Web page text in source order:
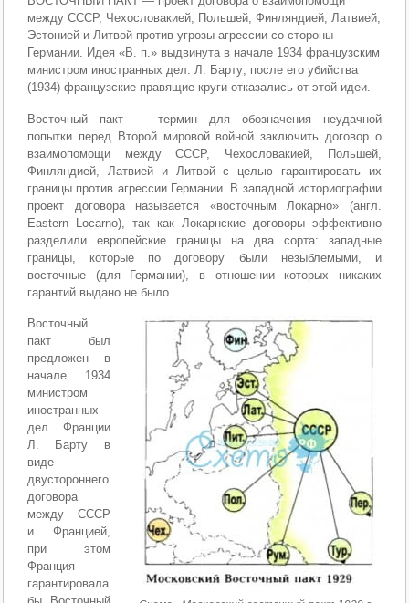
между СССР, Чехословакией, Польшей, Финляндией, Латвией,
Эстонией и Литвой против угрозы агрессии со стороны
Германии. Идея «В. п.» выдвинута в начале 1934 французским
министром иностранных дел. Л. Барту; после его убийства
(1934) французские правящие круги отказались от этой идеи.
Восточный пакт — термин для обозначения неудачной
попытки перед Второй мировой войной заключить договор о
взаимопомощи между СССР, Чехословакией, Польшей,
Финляндией, Латвией и Литвой с целью гарантировать их
границы против агрессии Германии. В западной историографии
проект договора называется «восточным Локарно» (англ.
Eastern Locarno), так как Локарнские договоры эффективно
разделили европейские границы на два сорта: западные
границы, которые по договору были незыблемыми, и
восточные (для Германии), в отношении которых никаких
гарантий выдано не было.
Восточный
пакт был
предложен в
начале 1934
министром
иностранных
дел Франции
Л. Барту в
виде
двустороннего
договорa
между СССР
и Францией,
при этом
Франция
гарантировала